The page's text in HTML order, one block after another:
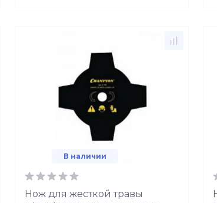
В наличии
Нож для жесткой травы